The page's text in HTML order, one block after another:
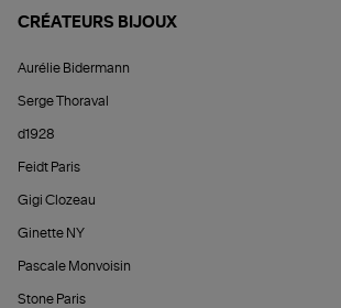
CRÉATEURS BIJOUX
Aurélie Bidermann
Serge Thoraval
d1928
Feidt Paris
Gigi Clozeau
Ginette NY
Pascale Monvoisin
Stone Paris